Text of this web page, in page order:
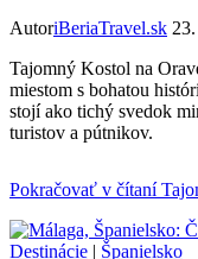
AutoriBeriaTravel.sk
Tajomný Kostol na
miestom s bohatou
stojí ako tichý svedok
turistov a pútnikov.
Pokračovať v čítaní
Destinácie | Španielsko